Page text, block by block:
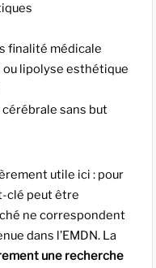
finalité médicale
lipolyse esthétique
sans but
utile ici : pour
clé peut être
ne correspondent
dans l’EMDN. La
une recherche